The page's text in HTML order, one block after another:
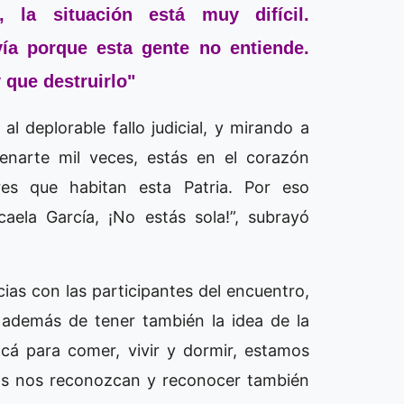
la situación está muy difícil.
porque esta gente no entiende.
que destruirlo"
deplorable fallo judicial, y mirando a
mil veces, estás en el corazón
que habitan esta Patria. Por eso
García, ¡No estás sola!”, subrayó
con las participantes del encuentro,
de tener también la idea de la
para comer, vivir y dormir, estamos
nos reconozcan y reconocer también